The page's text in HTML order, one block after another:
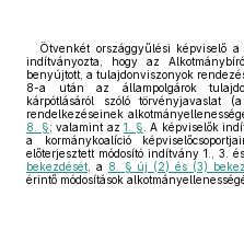
Ötvenkét országgyűlési képviselő
indítványozta, hogy az
benyújtott, a tulajdonviszonyok
8-a után az állampolgárok
kárpótlásáról szóló törvényjavaslat
rendelkezéseinek
8. §; valamint az1. § . A képviselők
a kormánykoalíció
előterjesztett módosító indítvány 1., 3.
bekezdését , a 8. § új (2) és (3)
érintő módosítások